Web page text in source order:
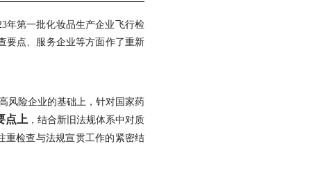
年第一批化妆品生产企业飞行检
要点、服务企业等方面作了重新
风险企业的基础上，针对国家药
点上 ，结合新旧法规体系中对质
重检查与法规宣贯工作的紧密结